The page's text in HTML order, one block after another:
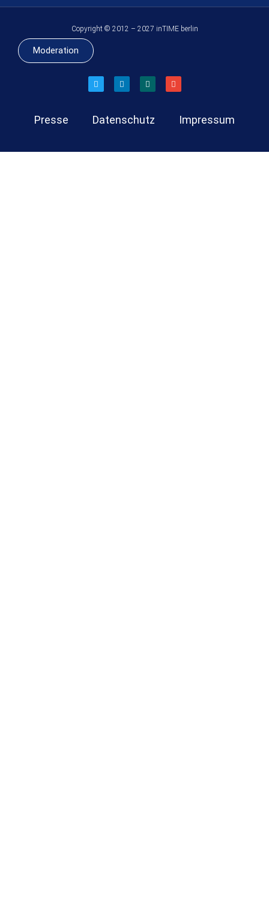
Copyright © 2012 – 2027 inTIME berlin
Moderation
Presse Datenschutz Impressum